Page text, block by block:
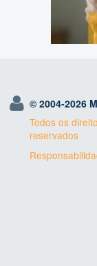
© 2004-2026
Todos os
reservados